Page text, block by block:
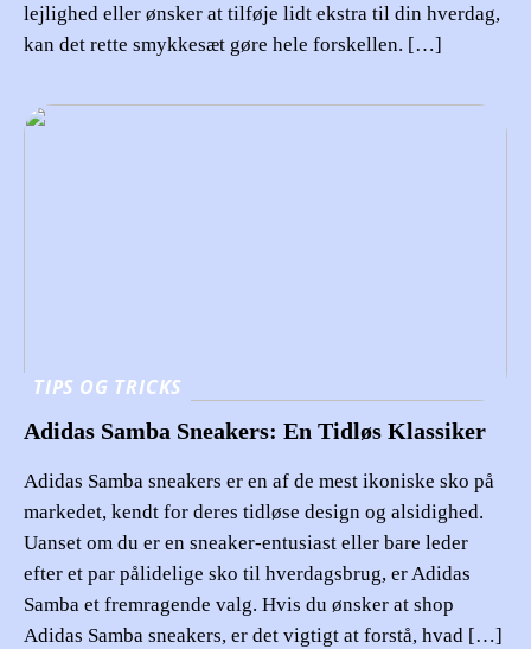
lejlighed eller ønsker at tilføje lidt ekstra til din hverdag,
kan det rette smykkesæt gøre hele forskellen. […]
TIPS OG TRICKS
Adidas Samba Sneakers: En Tidløs Klassiker
Adidas Samba sneakers er en af de mest ikoniske sko på
markedet, kendt for deres tidløse design og alsidighed.
Uanset om du er en sneaker-entusiast eller bare leder
efter et par pålidelige sko til hverdagsbrug, er Adidas
Samba et fremragende valg. Hvis du ønsker at shop
Adidas Samba sneakers, er det vigtigt at forstå, hvad […]